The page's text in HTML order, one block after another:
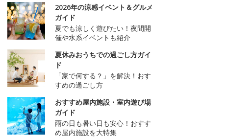
2026年の涼感イベント＆グルメ
ガイド
夏でも涼しく遊びたい！夜間開
催や水系イベントも紹介
夏休みおうちでの過ごし方ガイ
ド
「家で何する？」を解決！おす
すめの過ごし方
おすすめ屋内施設・室内遊び場
ガイド
雨の日も暑い日も安心！おすす
め屋内施設を大特集